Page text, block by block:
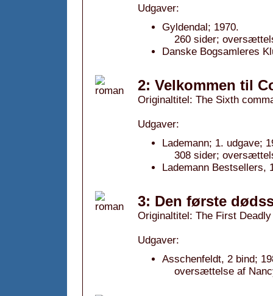
Udgaver:
Gyldendal; 1970.
260 sider;
Danske Bogsamleres
2: Velkommen til
Originaltitel: The Sixth
Udgaver:
Lademann; 1. udgave;
308 sider;
Lademann Bestsellers,
3: Den første
Originaltitel: The First
Udgaver:
Asschenfeldt, 2 bind;
oversættelse af